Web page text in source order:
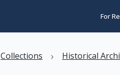
For
Collections › Historical